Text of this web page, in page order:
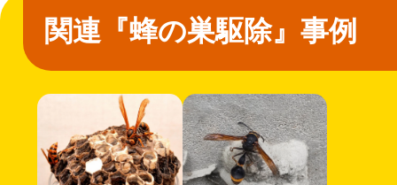
関連『蜂の巣駆除』事例